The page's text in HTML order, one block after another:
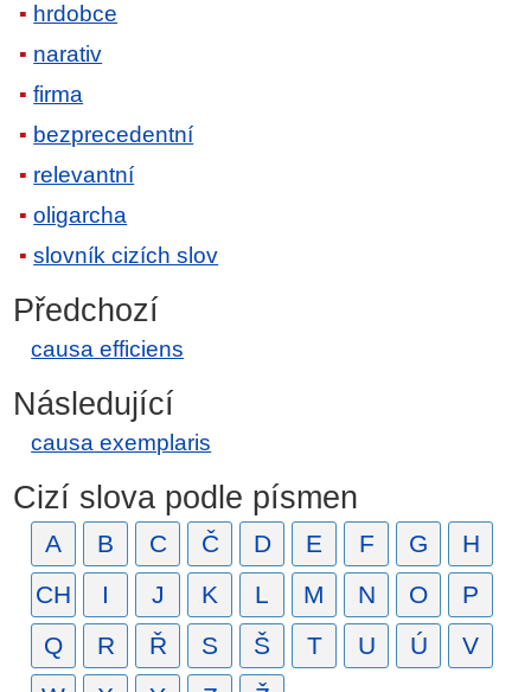
hrdobce
narativ
firma
bezprecedentní
relevantní
oligarcha
slovník cizích slov
Předchozí
causa efficiens
Následující
causa exemplaris
Cizí slova podle písmen
A B C Č D E F G
H
CH
I J K L M N O
P
Q
R Ř S Š T U Ú
V